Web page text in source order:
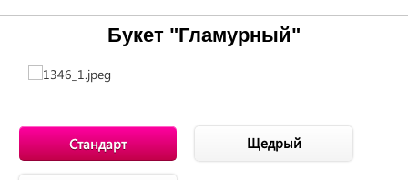
Букет "Гламурный"
Стандарт Щедрый